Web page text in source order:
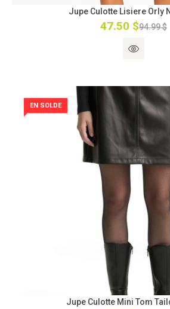
Jupe Culotte Lisiere Orly
47.50 $94.99 $
EN SOLDE
Jupe Culotte Mini Tom